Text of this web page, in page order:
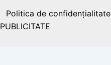
Politica de confidențialitate
PUBLICITATE